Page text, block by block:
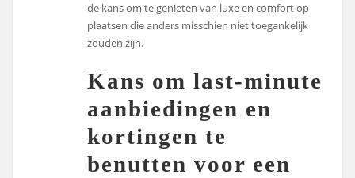
de kans om te genieten van luxe en comfort op
plaatsen die anders misschien niet toegankelijk
zouden zijn.
Kans om last-minute
aanbiedingen en
kortingen te
benutten voor een